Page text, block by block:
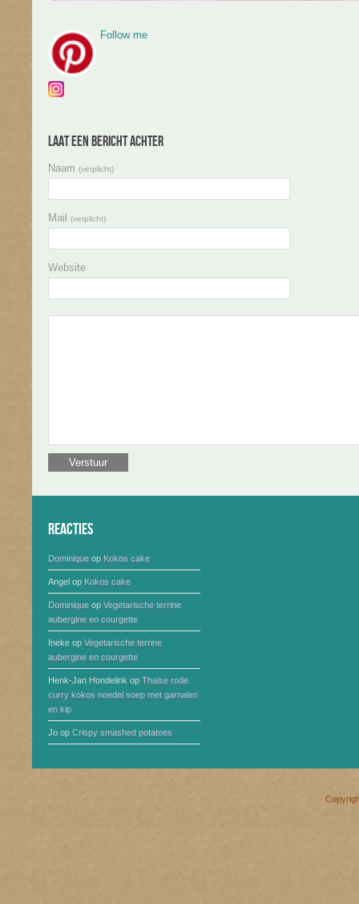
Follow me
Laat een bericht achter
Naam (verplicht)
Mail (verplicht)
Website
Reacties
Dominique op Kokos cake
Angel op Kokos cake
Dominique op Vegetarische terrine
aubergine en courgette
Ineke op Vegetarische terrine
aubergine en courgette
Henk-Jan Hondelink op Thaise rode
curry kokos noedel soep met garnalen
en kip
Jo op Crispy smashed potatoes